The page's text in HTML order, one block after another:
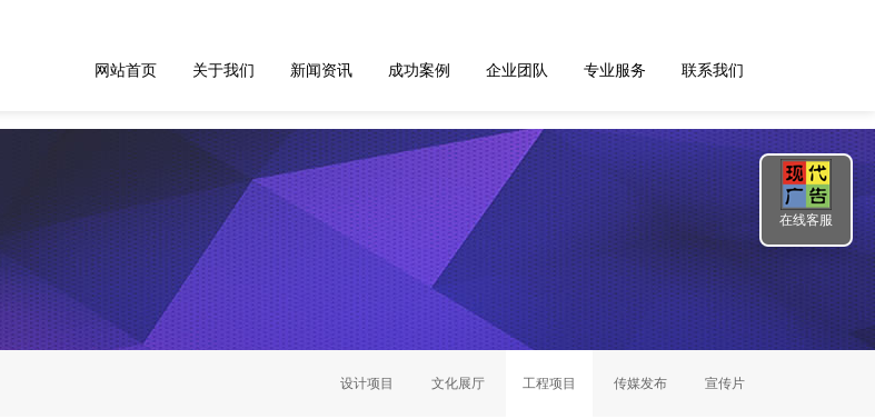
网站首页 关于我们 新闻资讯 成功案例 企业团队 专业服务 联系我们
设计项目 文化展厅 工程项目 传媒发布 宣传片
在线客服